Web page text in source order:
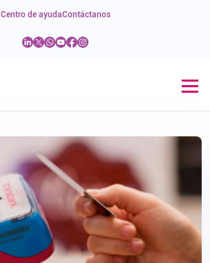
Centro de ayudaContáctanos